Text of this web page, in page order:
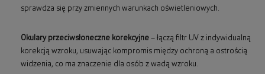
sprawdza się przy zmiennych warunkach oświetleniowych.
Okulary przeciwsłoneczne korekcyjne – łączą filtr UV z indywidualną
korekcją wzroku, usuwając kompromis między ochroną a ostrością
widzenia, co ma znaczenie dla osób z wadą wzroku.